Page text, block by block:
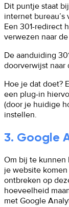
Dit puntje staat
internet
Een 301-redirect
verwezen naar
De aanduiding
doorverwijst naar
Hoe je dat doet?
een plug-in
(door je huidige
instellen.
3. Google
Om bij te kunnen
je website
ontbreken op
hoeveelheid
met Google